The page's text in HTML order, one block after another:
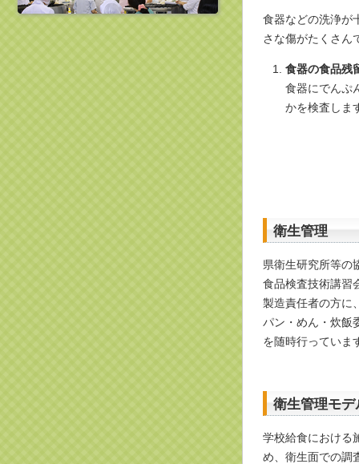
食器などの洗浄が
さな傷がたくさん
食器の食品残
食器にでんぷ
かを検査しま
衛生管理
県衛生研究所等の
食品検査技術講習
製造責任者の方に
パン・めん・炊飯
を随時行っていま
衛生管理モ
学校給食における
め、衛生面での調